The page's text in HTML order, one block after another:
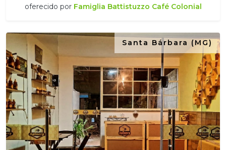
oferecido por Famiglia Battistuzzo Café Colonial
Santa Bárbara (MG)